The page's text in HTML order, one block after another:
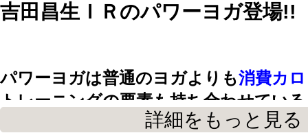
吉田昌生ＩＲのパワーヨガ登場!!
パワーヨガは普通のヨガよりも消費カ
トレーニングの要素も持ち合わせてい
効果や基礎代謝ＵＰの効
詳細をもっと見る